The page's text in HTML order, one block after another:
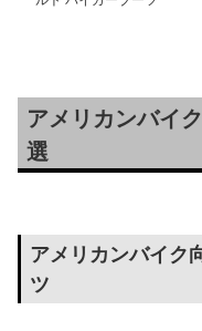
アメリカンバイ
選
アメリカンバイク
ツ